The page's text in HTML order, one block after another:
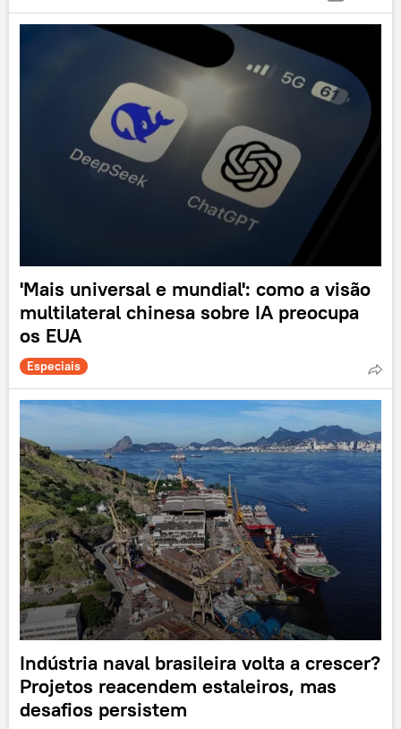
'Mais universal e mundial': como a visão
multilateral chinesa sobre IA preocupa
os EUA
Especiais
Indústria naval brasileira volta a crescer?
Projetos reacendem estaleiros, mas
desafios persistem